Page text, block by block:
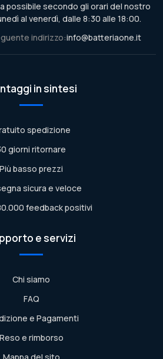
possibile secondo gli orari del nostro
al venerdì, dalle 8:30 alle 18:00.
indirizzo:info@batteriaone.it
in sintesi
spedizione
giorni ritornare
Più basso prezzi
sicura e veloce
feedback positivi
e servizi
Chi siamo
FAQ
e Pagamenti
Reso e rimborso